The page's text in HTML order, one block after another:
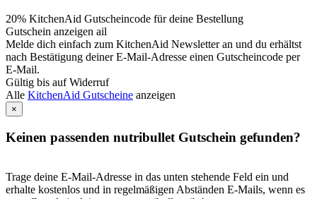
20% KitchenAid Gutscheincode für deine Bestellung
Gutschein anzeigen ail
Melde dich einfach zum KitchenAid Newsletter an und du erhältst
nach Bestätigung deiner E-Mail-Adresse einen Gutscheincode per
E-Mail.
Gültig bis auf Widerruf
Alle KitchenAid Gutscheine anzeigen
×
Keinen passenden nutribullet Gutschein gefunden?
Trage deine E-Mail-Adresse in das unten stehende Feld ein und
erhalte kostenlos und in regelmäßigen Abständen E-Mails, wenn es